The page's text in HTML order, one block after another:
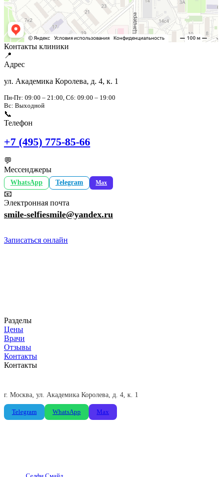
Контакты клиники
📍
Адрес
ул. Академика Королева, д. 4, к. 1
Пн-Пт: 09:00 – 21:00, Сб: 09:00 – 19:00
Вс: Выходной
📞
Телефон
+7 (495) 775-85-66
💬
Мессенджеры
WhatsApp Telegram Max
📧
Электронная почта
smile-selfiesmile@yandex.ru
Записаться онлайн
Разделы
Цены
Врачи
Отзывы
Контакты
Контакты
г. Москва, ул. Академика Королева, д. 4, к. 1
Telegram WhatsApp Max